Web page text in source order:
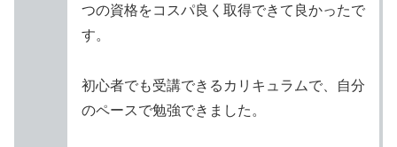
つの資格をコスパ良く取得できて良かったで
す。
初心者でも受講できるカリキュラムで、自分
のペースで勉強できました。